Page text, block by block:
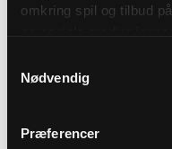
omkring spil og tilbud
af cookies under
vores Cookiepolitik,
Nødvendig
Præferencer